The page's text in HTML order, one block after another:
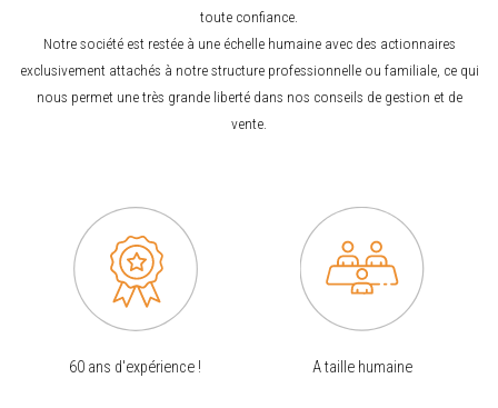
toute confiance.
Notre société est restée à une échelle humaine avec des actionnaires
exclusivement attachés à notre structure professionnelle ou familiale, ce qui
nous permet une très grande liberté dans nos conseils de gestion et de
vente.
60 ans d'expérience ! A taille humaine